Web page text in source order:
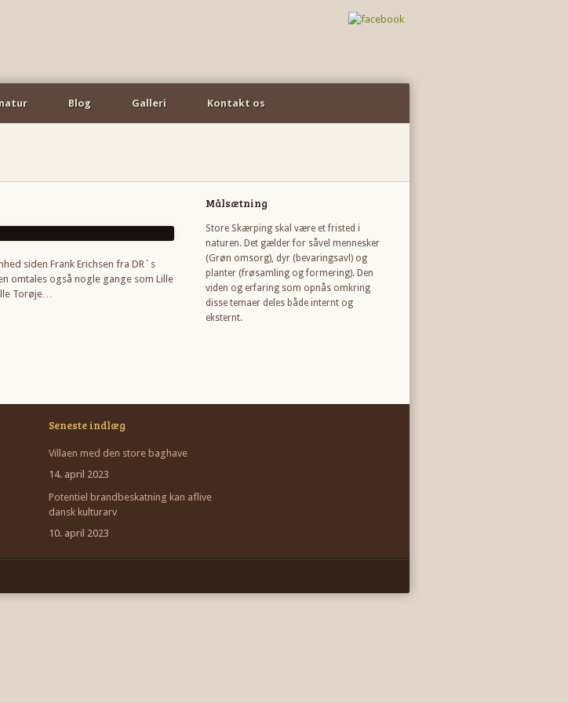
Blog Galleri Kontakt os
siden Frank Erichsen fra DR´s
omtales også nogle gange som Lille
Torøje…
Målsætning
Store Skærping skal være et fristed i
naturen. Det gælder for såvel mennesker
(Grøn omsorg), dyr (bevaringsavl) og
planter (frøsamling og formering). Den
viden og erfaring som opnås omkring
disse temaer deles både internt og
eksternt.
Seneste indlæg
Villaen med den store baghave
14. april 2023
Potentiel brandbeskatning kan aflive
dansk kulturarv
10. april 2023